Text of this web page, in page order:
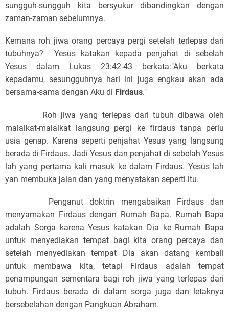
sungguh-sungguh kita bersyukur dibandingkan dengan
zaman-zaman sebelumnya.
Kemana roh jiwa orang percaya pergi setelah terlepas dari
tubuhnya? Yesus katakan kepada penjahat di sebelah
Yesus dalam Lukas 23:42-43 berkata:"Aku berkata
kepadamu, sesungguhnya hari ini juga engkau akan ada
bersama-sama dengan Aku di Firdaus."
Roh jiwa yang terlepas dari tubuh dibawa oleh
malaikat-malaikat langsung pergi ke firdaus tanpa perlu
usia genap. Karena seperti penjahat Yesus yang langsung
berada di Firdaus. Jadi Yesus dan penjahat di sebelah Yesus
lah yang pertama kali masuk ke dalam Firdaus. Yesus lah
yan membuka jalan dan yang menyatakan seperti itu.
Penganut doktrin mengabaikan Firdaus dan
menyamakan Firdaus dengan Rumah Bapa. Rumah Bapa
adalah Sorga karena Yesus katakan Dia ke Rumah Bapa
untuk menyediakan tempat bagi kita orang percaya dan
setelah menyediakan tempat Dia akan datang kembali
untuk membawa kita, tetapi Firdaus adalah tempat
penampungan sementara bagi roh jiwa yang terlepas dari
tubuh. Firdaus berada di dalam sorga juga dan letaknya
bersebelahan dengan Pangkuan Abraham.